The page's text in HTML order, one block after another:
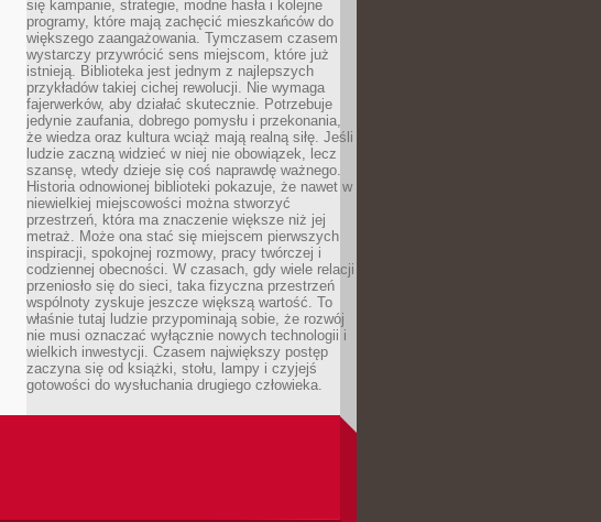
się kampanie, strategie, modne hasła i kolejne
programy, które mają zachęcić mieszkańców do
większego zaangażowania. Tymczasem czasem
wystarczy przywrócić sens miejscom, które już
istnieją. Biblioteka jest jednym z najlepszych
przykładów takiej cichej rewolucji. Nie wymaga
fajerwerków, aby działać skutecznie. Potrzebuje
jedynie zaufania, dobrego pomysłu i przekonania,
że wiedza oraz kultura wciąż mają realną siłę. Jeśli
ludzie zaczną widzieć w niej nie obowiązek, lecz
szansę, wtedy dzieje się coś naprawdę ważnego.
Historia odnowionej biblioteki pokazuje, że nawet w
niewielkiej miejscowości można stworzyć
przestrzeń, która ma znaczenie większe niż jej
metraż. Może ona stać się miejscem pierwszych
inspiracji, spokojnej rozmowy, pracy twórczej i
codziennej obecności. W czasach, gdy wiele relacji
przeniosło się do sieci, taka fizyczna przestrzeń
wspólnoty zyskuje jeszcze większą wartość. To
właśnie tutaj ludzie przypominają sobie, że rozwój
nie musi oznaczać wyłącznie nowych technologii i
wielkich inwestycji. Czasem największy postęp
zaczyna się od książki, stołu, lampy i czyjejś
gotowości do wysłuchania drugiego człowieka.